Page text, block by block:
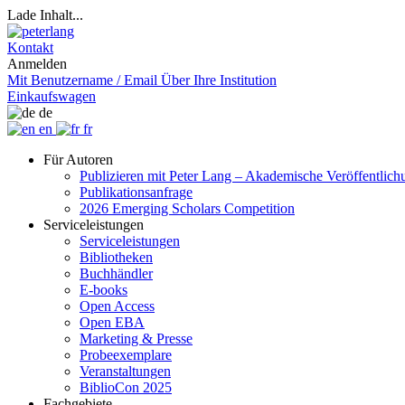
Lade Inhalt...
Kontakt
Anmelden
Mit Benutzername / Email Über Ihre Institution
Einkaufswagen
de
en
fr
Für Autoren
Publizieren mit Peter Lang – Akademische
Publikationsanfrage
2026 Emerging Scholars Competition
Serviceleistungen
Serviceleistungen
Bibliotheken
Buchhändler
E-books
Open Access
Open EBA
Marketing & Presse
Probeexemplare
Veranstaltungen
BiblioCon 2025